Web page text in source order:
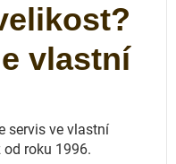
vlastní
servis ve vlastní
od roku 1996.